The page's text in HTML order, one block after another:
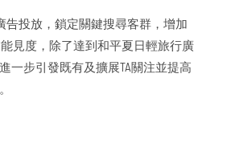
告投放，鎖定關鍵搜尋客群，增加
能見度，除了達到和平夏日輕旅行廣
一步引發既有及擴展TA關注並提高